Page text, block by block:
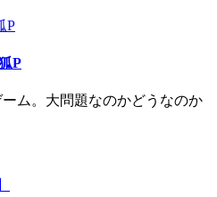
P
P
ム。大問題なのかどうなのか